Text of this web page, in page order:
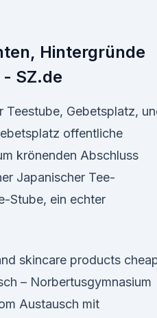
Hintergründe
SZ.de
Teestube, Gebetsplatz,
offentliche
krönenden Abschluss
Japanischer Tee-
Stube, ein echter
skincare products
– Norbertusgymnasium
Austausch mit